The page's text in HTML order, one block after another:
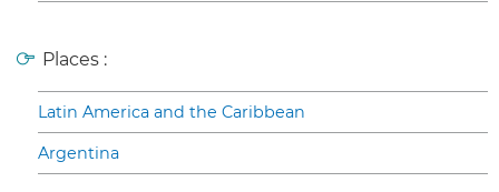
Places :
Latin America and the Caribbean
Argentina